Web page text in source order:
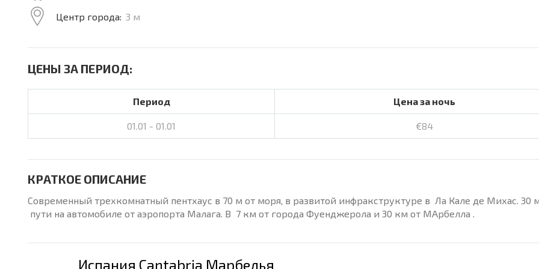
Центр города: 3 м
ЦЕНЫ ЗА ПЕРИОД:
Период Цена за ночь
01.01 - 01.01 €84
КРАТКОЕ ОПИСАНИЕ
Современный трехкомнатный пентхаус в 70 м от моря, в развитой инфракструктуре в Ла Кале де Михас. 30
пути на автомобиле от аэропорта Малага. В 7 км от города Фуенджерола и 30 км от МАрбелла .
Испания Cantabria Марбелья